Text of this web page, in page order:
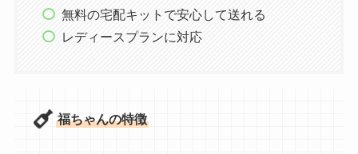
無料の宅配キットで安心して送れる
レディースプランに対応
福ちゃんの特徴